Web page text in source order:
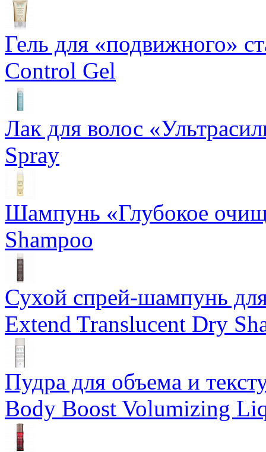
Гель для «подвижного»
Control Gel
Лак для волос
Spray
Шампунь «Глубокое
Shampoo
Сухой спрей-шампунь
Extend Translucent Dry
Пудра для объема и
Body Boost Volumizing